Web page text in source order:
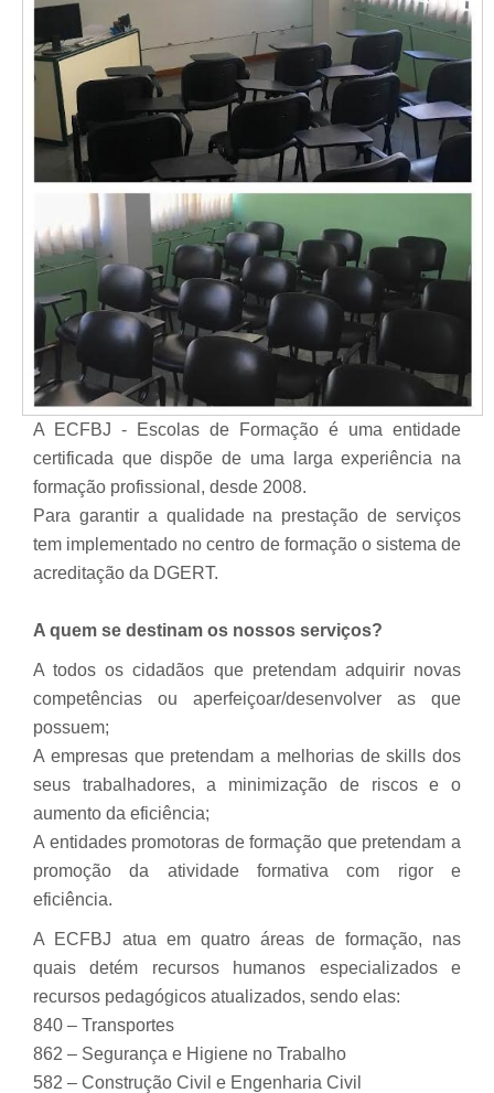
A ECFBJ - Escolas de Formação é uma entidade
certificada que dispõe de uma larga experiência na
formação profissional, desde 2008.
Para garantir a qualidade na prestação de serviços
tem implementado no centro de formação o sistema de
acreditação da DGERT.
A quem se destinam os nossos serviços?
A todos os cidadãos que pretendam adquirir novas
competências ou aperfeiçoar/desenvolver as que
possuem;
A empresas que pretendam a melhorias deskills dos
seus trabalhadores, a minimização de riscos e o
aumento da eficiência;
A entidades promotoras de formação que pretendam a
promoção da atividade formativa com rigor e
eficiência.
A ECFBJ atua em quatro áreas de formação, nas
quais detém recursos humanos especializados e
recursos pedagógicos atualizados, sendo elas:
840 – Transportes
862 – Segurança e Higiene no Trabalho
582 – Construção Civil e Engenharia Civil